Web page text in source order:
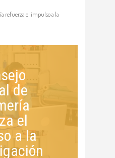
refuerza el impulso a la
de
el
a la